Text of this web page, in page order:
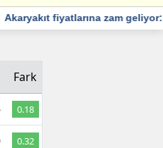
fiyatlarına zam geliyor:
tarih açıklandı
Fark
0.18
0.32